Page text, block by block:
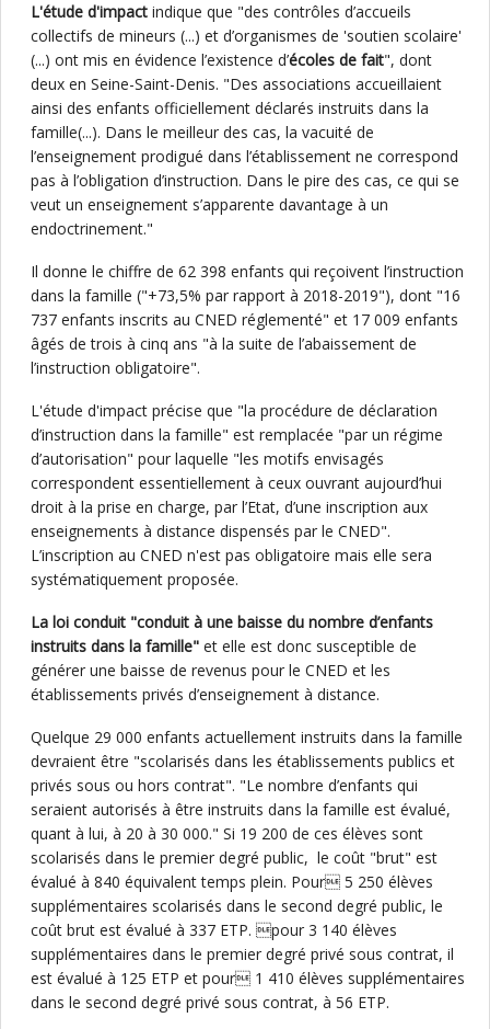
L'étude d'impact indique que "des contrôles d’accueils
collectifs de mineurs (...) et d’organismes de 'soutien scolaire'
(...) ont mis en évidence l’existence d’écoles de fait", dont
deux en Seine-Saint-Denis. "Des associations accueillaient
ainsi des enfants officiellement déclarés instruits dans la
famille(...). Dans le meilleur des cas, la vacuité de
l’enseignement prodigué dans l’établissement ne correspond
pas à l’obligation d’instruction. Dans le pire des cas, ce qui se
veut un enseignement s’apparente davantage à un
endoctrinement."
Il donne le chiffre de 62 398 enfants qui reçoivent l’instruction
dans la famille ("+73,5% par rapport à 2018-2019"), dont "16
737 enfants inscrits au CNED réglementé" et 17 009 enfants
âgés de trois à cinq ans "à la suite de l’abaissement de
l’instruction obligatoire".
L'étude d'impact précise que "la procédure de déclaration
d’instruction dans la famille" est remplacée "par un régime
d’autorisation" pour laquelle "les motifs envisagés
correspondent essentiellement à ceux ouvrant aujourd’hui
droit à la prise en charge, par l’Etat, d’une inscription aux
enseignements à distance dispensés par le CNED".
L’inscription au CNED n'est pas obligatoire mais elle sera
systématiquement proposée.
La loi conduit "conduit à une baisse du nombre d’enfants
instruits dans la famille" et elle est donc susceptible de
générer une baisse de revenus pour le CNED et les
établissements privés d’enseignement à distance.
Quelque 29 000 enfants actuellement instruits dans la famille
devraient être "scolarisés dans les établissements publics et
privés sous ou hors contrat". "Le nombre d’enfants qui
seraient autorisés à être instruits dans la famille est évalué,
quant à lui, à 20 à 30 000." Si 19 200 de ces élèves sont
scolarisés dans le premier degré public, le coût "brut" est
évalué à 840 équivalent temps plein. Pour 5 250 élèves
supplémentaires scolarisés dans le second degré public, le
coût brut est évalué à 337 ETP. pour 3 140 élèves
supplémentaires dans le premier degré privé sous contrat, il
est évalué à 125 ETP et pour 1 410 élèves supplémentaires
dans le second degré privé sous contrat, à 56 ETP.